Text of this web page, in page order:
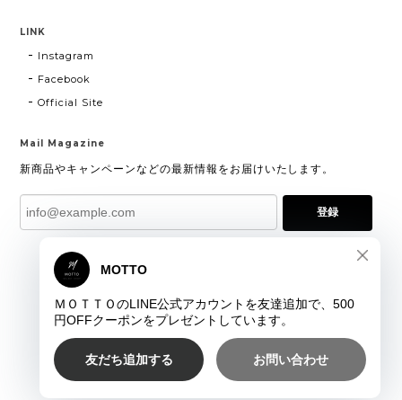
LINK
Instagram
Facebook
Official Site
Mail Magazine
新商品やキャンペーンなどの最新情報をお届けいたします。
登録